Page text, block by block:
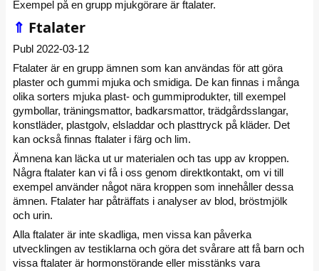
Exempel på en grupp mjukgörare är ftalater.
⇑ Ftalater
Publ 2022-03-12
Ftalater är en grupp ämnen som kan användas för att göra
plaster och gummi mjuka och smidiga. De kan finnas i många
olika sorters mjuka plast- och gummiprodukter, till exempel
gymbollar, träningsmattor, badkarsmattor, trädgårdsslangar,
konstläder, plastgolv, elsladdar och plasttryck på kläder. Det
kan också finnas ftalater i färg och lim.
Ämnena kan läcka ut ur materialen och tas upp av kroppen.
Några ftalater kan vi få i oss genom direktkontakt, om vi till
exempel använder något nära kroppen som innehåller dessa
ämnen. Ftalater har påträffats i analyser av blod, bröstmjölk
och urin.
Alla ftalater är inte skadliga, men vissa kan påverka
utvecklingen av testiklarna och göra det svårare att få barn och
vissa ftalater är hormonstörande eller misstänks vara